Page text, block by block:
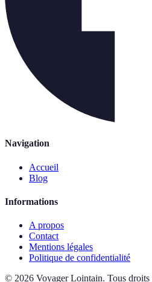
Navigation
Accueil
Blog
Informations
A propos
Contact
Mentions légales
Politique de confidentialité
© 2026 Voyager Lointain. Tous droits